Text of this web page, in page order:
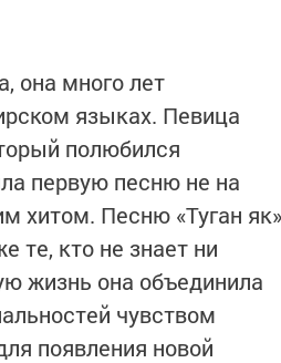
она много лет
языках. Певица
полюбился
первую песню не на
хитом. Песню «Туган як»
те, кто не знает ни
жизнь она объединила
чувством
появления новой